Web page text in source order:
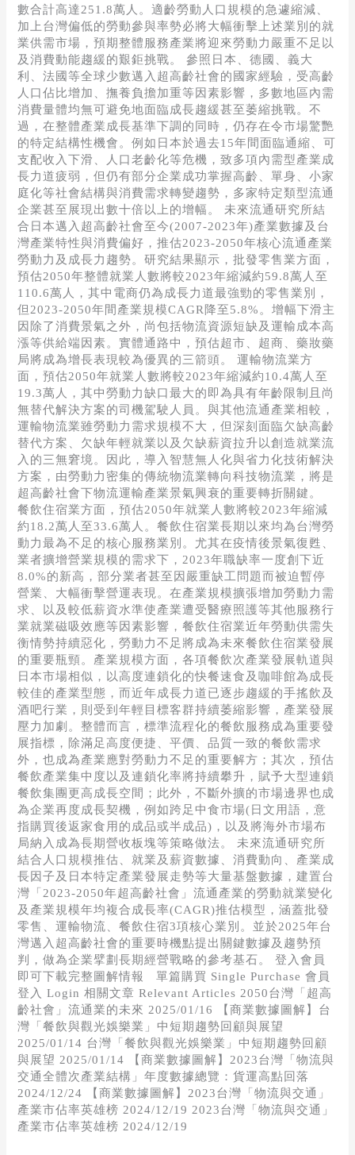
數合計高達251.8萬人。適齡勞動人口規模的急遽縮減、
加上台灣偏低的勞動參與率勢必將大幅衝擊上述業別的就
業供需市場，預期整體服務產業將迎來勞動力嚴重不足以
及消費動能趨緩的艱鉅挑戰。 參照日本、德國、義大
利、法國等全球少數邁入超高齡社會的國家經驗，受高齡
人口佔比增加、撫養負擔加重等因素影響，多數地區內需
消費量體均無可避免地面臨成長趨緩甚至萎縮挑戰。不
過，在整體產業成長基準下調的同時，仍存在令市場驚艷
的特定結構性機會。例如日本於過去15年間面臨通縮、可
支配收入下滑、人口老齡化等危機，致多項內需型產業成
長力道疲弱，但仍有部分企業成功掌握高齡、單身、小家
庭化等社會結構與消費需求轉變趨勢，多家特定類型流通
企業甚至展現出數十倍以上的增幅。 未來流通研究所結
合日本邁入超高齡社會至今(2007-2023年)產業數據及台
灣產業特性與消費偏好，推估2023-2050年核心流通產業
勞動力及成長力趨勢。研究結果顯示，批發零售業方面，
預估2050年整體就業人數將較2023年縮減約59.8萬人至
110.6萬人，其中電商仍為成長力道最強勁的零售業別，
但2023-2050年間產業規模CAGR降至5.8%。增幅下滑主
因除了消費景氣之外，尚包括物流資源短缺及運輸成本高
漲等供給端因素。實體通路中，預估超市、超商、藥妝藥
局將成為增長表現較為優異的三箭頭。 運輸物流業方
面，預估2050年就業人數將較2023年縮減約10.4萬人至
19.3萬人，其中勞動力缺口最大的即為具有年齡限制且尚
無替代解決方案的司機駕駛人員。與其他流通產業相較，
運輸物流業雖勞動力需求規模不大，但深刻面臨欠缺高齡
替代方案、欠缺年輕就業以及欠缺薪資拉升以創造就業流
入的三無窘境。因此，導入智慧無人化與省力化技術解決
方案，由勞動力密集的傳統物流業轉向科技物流業，將是
超高齡社會下物流運輸產業景氣興衰的重要轉折關鍵。
餐飲住宿業方面，預估2050年就業人數將較2023年縮減
約18.2萬人至33.6萬人。餐飲住宿業長期以來均為台灣勞
動力最為不足的核心服務業別。尤其在疫情後景氣復甦、
業者擴增營業規模的需求下，2023年職缺率一度創下近
8.0%的新高，部分業者甚至因嚴重缺工問題而被迫暫停
營業、大幅衝擊營運表現。在產業規模擴張增加勞動力需
求、以及較低薪資水準使產業遭受醫療照護等其他服務行
業就業磁吸效應等因素影響，餐飲住宿業近年勞動供需失
衡情勢持續惡化，勞動力不足將成為未來餐飲住宿業發展
的重要瓶頸。產業規模方面，各項餐飲次產業發展軌道與
日本市場相似，以高度連鎖化的快餐速食及咖啡館為成長
較佳的產業型態，而近年成長力道已逐步趨緩的手搖飲及
酒吧行業，則受到年輕目標客群持續萎縮影響，產業發展
壓力加劇。整體而言，標準流程化的餐飲服務成為重要發
展指標，除滿足高度便捷、平價、品質一致的餐飲需求
外，也成為產業應對勞動力不足的重要解方；其次，預估
餐飲產業集中度以及連鎖化率將持續攀升，賦予大型連鎖
餐飲集團更高成長空間；此外，不斷外擴的市場邊界也成
為企業再度成長契機，例如跨足中食市場(日文用語，意
指購買後返家食用的成品或半成品)，以及將海外市場布
局納入成為長期營收板塊等策略做法。 未來流通研究所
結合人口規模推估、就業及薪資數據、消費動向、產業成
長因子及日本特定產業發展走勢等大量基盤數據，建置台
灣「2023-2050年超高齡社會」流通產業的勞動就業變化
及產業規模年均複合成長率(CAGR)推估模型，涵蓋批發
零售、運輸物流、餐飲住宿3項核心業別。並於2025年台
灣邁入超高齡社會的重要時機點提出關鍵數據及趨勢預
判，做為企業擘劃長期經營戰略的參考基石。 登入會員
即可下載完整圖解情報 單篇購買 Single Purchase 會員
登入 Login 相關文章 Relevant Articles 2050台灣「超高
齡社會」流通業的未來 2025/01/16 【商業數據圖解】台
灣「餐飲與觀光娛樂業」中短期趨勢回顧與展望
2025/01/14 台灣「餐飲與觀光娛樂業」中短期趨勢回顧
與展望 2025/01/14 【商業數據圖解】2023台灣「物流與
交通全體次產業結構」年度數據總覽：貨運高點回落
2024/12/24 【商業數據圖解】2023台灣「物流與交通」
產業市佔率英雄榜 2024/12/19 2023台灣「物流與交通」
產業市佔率英雄榜 2024/12/19